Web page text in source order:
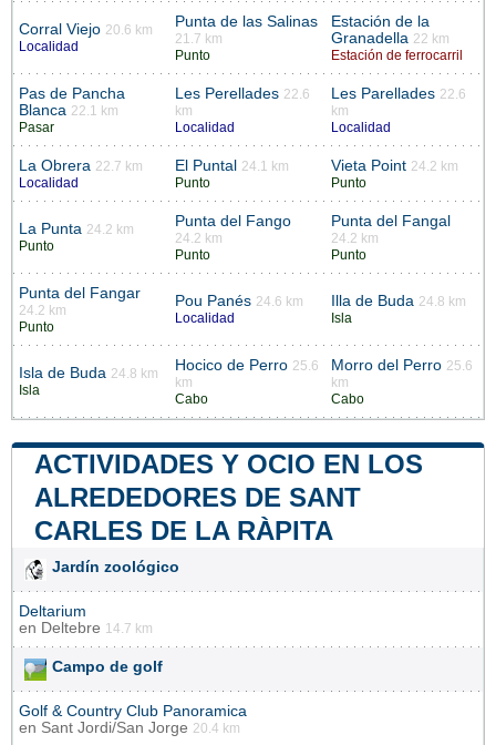
Corral Viejo 20.6 km
Localidad
Punta de las Salinas
21.7 km
Punto
Estación de la
Granadella 22 km
Estación de ferrocarril
Pas de Pancha
Blanca 22.1 km
Pasar
Les Perellades 22.6
km
Localidad
Les Parellades 22.6
km
Localidad
La Obrera 22.7 km
Localidad
El Puntal
24.1 km
Punto
Vieta Point 24.2 km
Punto
La Punta 24.2 km
Punto
Punta del Fango
24.2 km
Punto
Punta del Fangal
24.2 km
Punto
Punta del Fangar
24.2 km
Punto
Pou Panés 24.6 km
Localidad
Illa de Buda 24.8 km
Isla
Isla de Buda 24.8 km
Isla
Hocico de Perro 25.6
km
Cabo
Morro del Perro 25.6
km
Cabo
ACTIVIDADES Y OCIO EN LOS
ALREDEDORES DE SANT
CARLES DE LA RÀPITA
Jardín zoológico
Deltarium
en Deltebre 14.7 km
Campo de golf
Golf & Country Club Panoramica
en Sant Jordi/San Jorge 20.4 km